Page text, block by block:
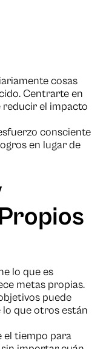
cosas
Centrarte en
reducir el impacto
consciente
en lugar de
lo que es
metas propias.
puede
que otros están
el tiempo para